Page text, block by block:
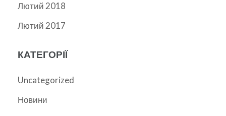
Лютий 2018
Лютий 2017
КАТЕГОРІЇ
Uncategorized
Новини